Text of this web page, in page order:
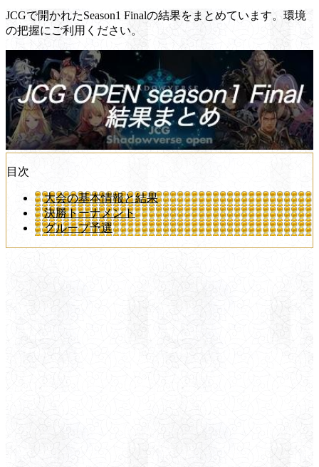
JCGで開かれたSeason1 Finalの結果をまとめています。環境
の把握にご利用ください。
目次
大会の基本情報と結果
決勝トーナメント
グループ予選